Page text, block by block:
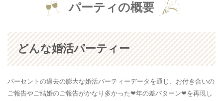
パーティの概要
どんな婚活パーティー
パーセントの過去の膨大な婚活パーティーデータを通じ、お付き合いの
ご報告やご結婚のご報告がかなり多かった❤年の差パターン❤を再現し